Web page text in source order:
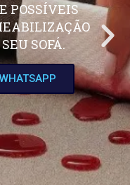
POSSÍVEIS
SOFÁ.